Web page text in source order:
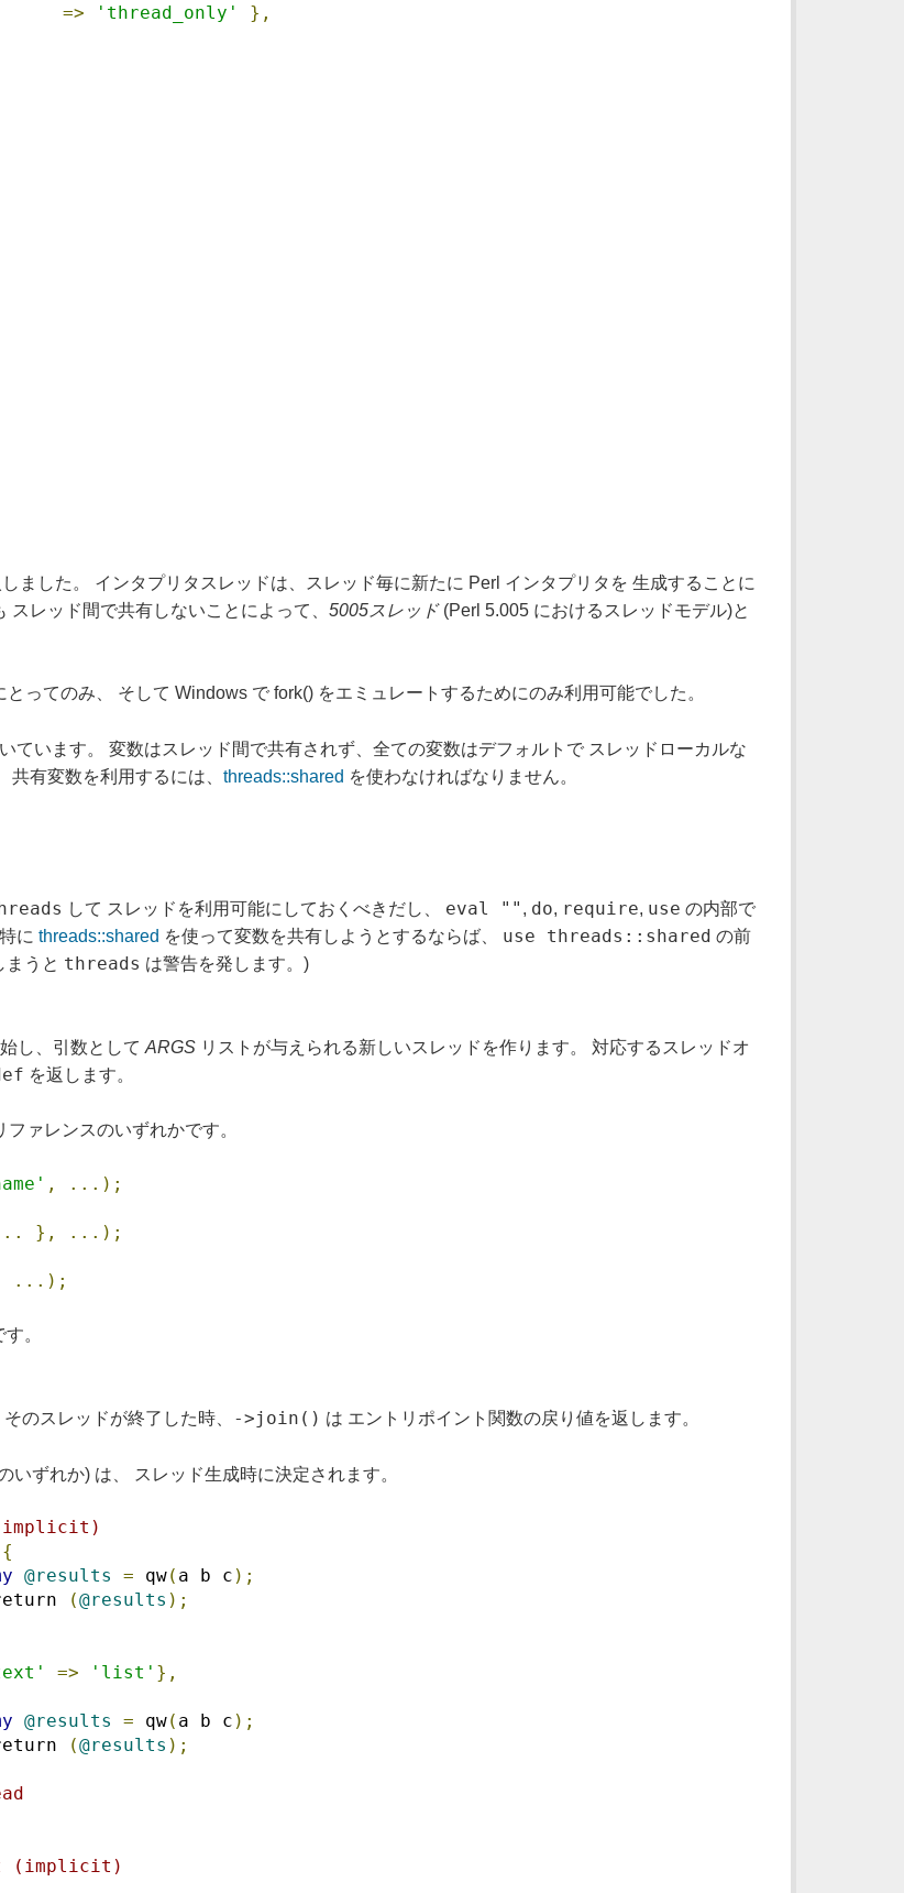
=> 'thread_only'
},
ました。 インタプリタスレッドは、スレッド毎に新たに Perl インタプリタを 生成することに
レッド間で共有しないことによって、 5005スレッド(Perl 5.005 におけるスレッドモデル)と
ってのみ、 そして Windows で fork() をエミュレートするためにのみ利用可能でした。
ています。 変数はスレッド間で共有されず、全ての変数はデフォルトで スレッドローカルな
有変数を利用するには、 threads::shared を使わなければなりません。
して スレッドを利用可能にしておくべきだし、 eval "" , do, require, use の内部で
に threads::shared を使って変数を共有しようとするならば、 use threads::shared の前
まうと threads は警告を発します。)
し、引数としてARGS リストが与えられる新しいスレッドを作ります。 対応するスレッドオ
を返します。
ァレンスのいずれかです。
,
...);
},
...);
...);
。
のスレッドが終了した時、
->join() は エントリポイント関数の戻り値を返します。
ずれか) は、 スレッド生成時に決定されます。
{
@results = qw( a b c );
(@results );
=> 'list' },
@results = qw( a b c );
(@results );
(implicit)